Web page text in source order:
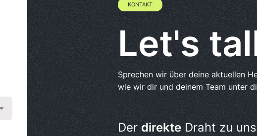
KONTAKT
Let's
Sprechen wir über deine aktuellen
wie wir dir und deinem Team unter
Der direkte Draht zu uns